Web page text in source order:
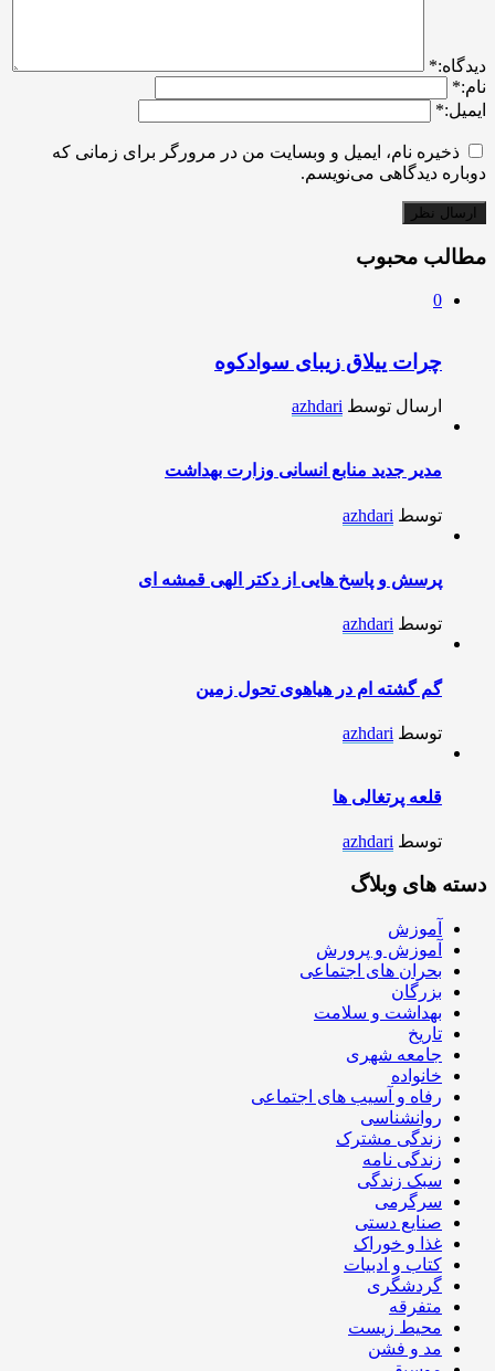
ديدگاه:*
نام:*
ایمیل:*
ذخیره نام، ایمیل و وبسایت من در مرورگر برای زمانی که
دوباره دیدگاهی می‌نویسم.
مطالب محبوب
0
چرات ییلاق زیبای سوادکوه
ارسال توسط azhdari
مدیر جدید منابع انسانی وزارت بهداشت
توسط azhdari
پرسش و پاسخ هایی از دکتر الهی قمشه ای
توسط azhdari
گم گشته ام در هیاهوی تحول زمین
توسط azhdari
قلعه پرتغالی ها
توسط azhdari
دسته های وبلاگ
آموزش
آموزش و پرورش
بحران های اجتماعی
بزرگان
بهداشت و سلامت
تاریخ
جامعه شهری
خانواده
رفاه و آسیب های اجتماعی
روانشناسی
زندگی مشترک
زندگی نامه
سبک زندگی
سرگرمی
صنایع دستی
غذا و خوراک
کتاب و ادبیات
گردشگری
متفرقه
محیط زیست
مد و فشن